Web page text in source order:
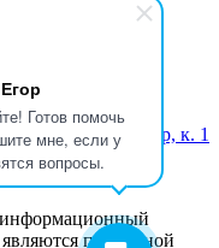
Егор
Готов помочь
мне, если у
вопросы.
тракт 15 километр, к. 1
публичной